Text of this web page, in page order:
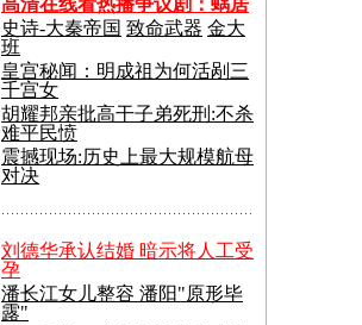
高清在线看热播争议剧： 蜗居
史诗-大秦帝国 致命武器 金大
班
皇宫秘闻：明成祖为何活剐三
千宫女
胡耀邦亲批高干子弟死刑:不杀
难平民愤
震撼现场:历史上最大规模航母
对决
刘德华承认结婚 暗示将人工受
孕
潘长江女儿整容 潘阳"原形毕
露"